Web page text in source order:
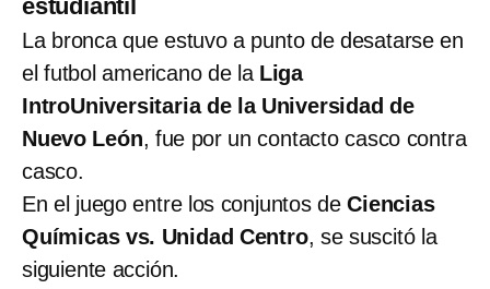
estudiantil
La bronca que estuvo a punto de desatarse en
el futbol americano de laLiga
IntroUniversitaria de la Universidad de
Nuevo León, fue por un contacto casco contra
casco.
En el juego entre los conjuntos deCiencias
Químicas vs. Unidad Centro, se suscitó la
siguiente acción.